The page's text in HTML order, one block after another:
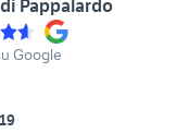
Pappalardo
Google